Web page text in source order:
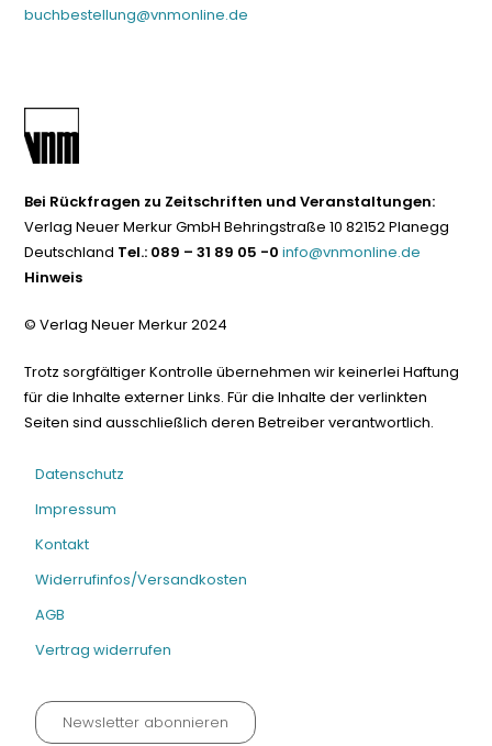
buchbestellung@vnmonline.de
Bei Rückfragen zu Zeitschriften und Veranstaltungen:
Verlag Neuer Merkur GmbH Behringstraße 10 82152 Planegg
Deutschland Tel.: 089 – 31 89 05 -0 info@vnmonline.de
Hinweis
© Verlag Neuer Merkur 2024
Trotz sorgfältiger Kontrolle übernehmen wir keinerlei Haftung
für die Inhalte externer Links. Für die Inhalte der verlinkten
Seiten sind ausschließlich deren Betreiber verantwortlich.
Datenschutz
Impressum
Kontakt
Widerrufinfos/Versandkosten
AGB
Vertrag widerrufen
Newsletter abonnieren